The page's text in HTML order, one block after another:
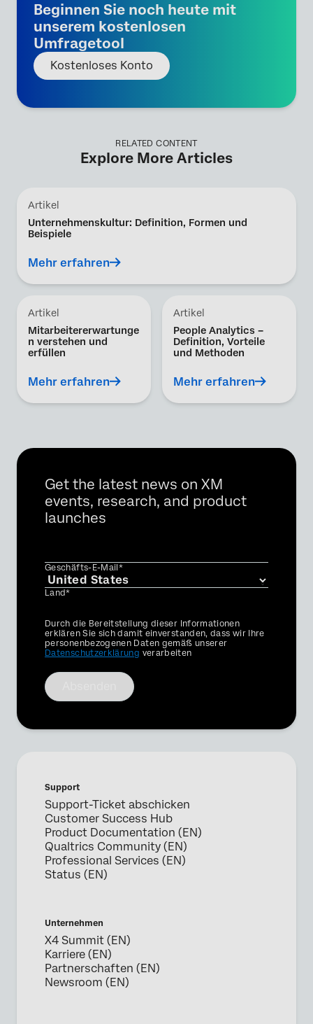
Beginnen Sie noch heute mit
unserem kostenlosen
Umfragetool
Kostenloses Konto
RELATED CONTENT
Explore More Articles
Artikel
Unternehmenskultur: Definition, Formen und
Beispiele
Mehr erfahren
Artikel
Mitarbeitererwartunge
n verstehen und
erfüllen
Mehr erfahren
Artikel
People Analytics –
Definition, Vorteile
und Methoden
Mehr erfahren
Get the latest news on XM
events, research, and product
launches
Geschäfts-E-Mail*
Land*
Privacy
Optin
Durch die Bereitstellung dieser Informationen
erklären Sie sich damit einverstanden, dass wir Ihre
personenbezogenen Daten gemäß unserer
Datenschutzerklärung verarbeiten
Support
Support-Ticket abschicken
Customer Success Hub
Product Documentation (EN)
Qualtrics Community (EN)
Professional Services (EN)
Status (EN)
Unternehmen
X4 Summit (EN)
Karriere (EN)
Partnerschaften (EN)
Newsroom (EN)